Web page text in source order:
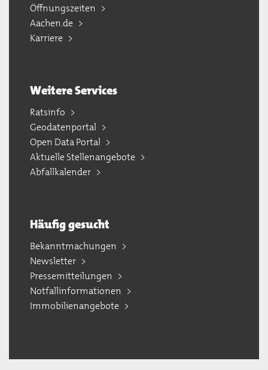
Öffnungszeiten
Aachen.de
Karriere
Weitere Services
Ratsinfo
Geodatenportal
Open Data Portal
Aktuelle Stellenangebote
Abfallkalender
Häufig gesucht
Bekanntmachungen
Newsletter
Pressemitteilungen
Notfallinformationen
Immobilienangebote